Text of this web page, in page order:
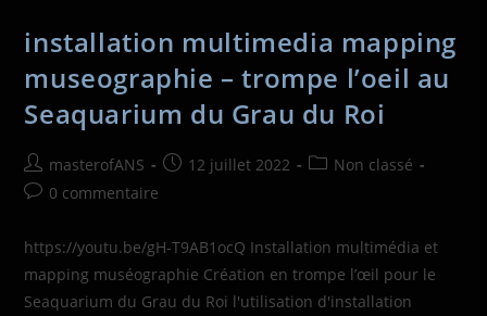
installation multimedia mapping
museographie – trompe l’oeil au
Seaquarium du Grau du Roi
masterofANS 12 juillet 2022
Non classé
0 commentaire
https://youtu.be/gH-T9AB1ocQ Installation multimédia et
mapping muséographie Création en trompe l’œil pour le
Seaquarium du Grau du Roi l'utilisation d'installation